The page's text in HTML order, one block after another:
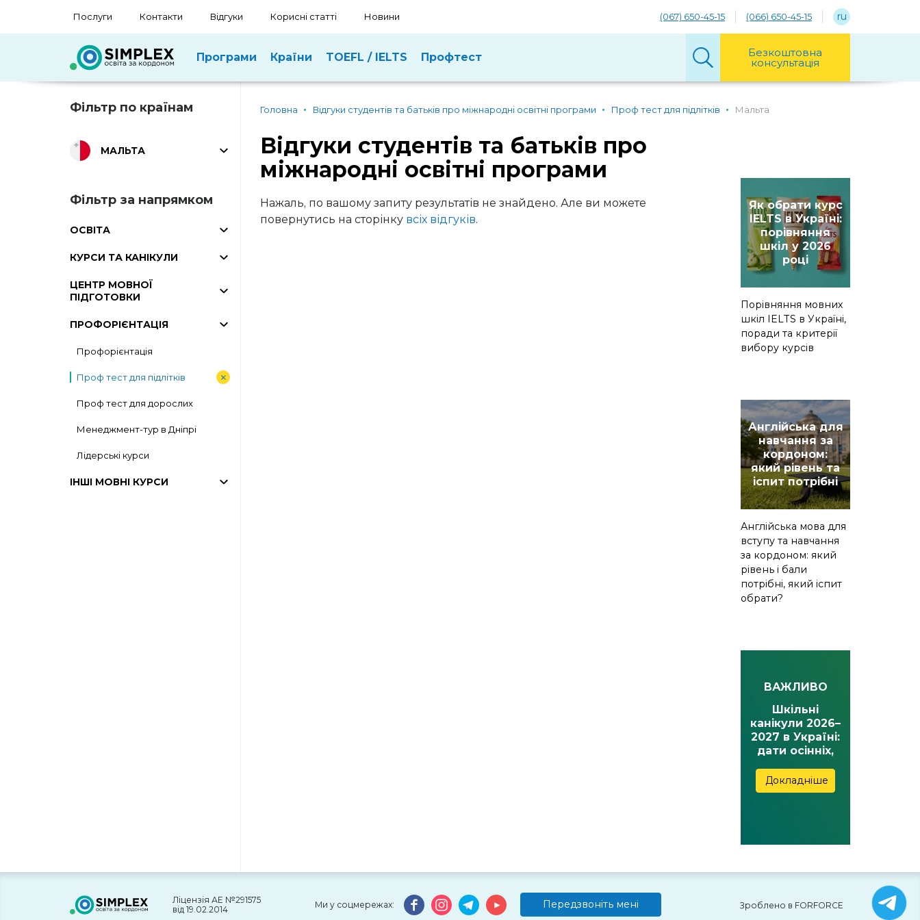
Послуги Контакти Відгуки Корисні статті Новини (067) 650-45-15 (066) 650-45-15 ru
Програми Країни TOEFL / IELTS Профтест Безкоштовна
консультація
Фільтр по країнам
МАЛЬТА
Фільтр за напрямком
ОСВІТА
КУРСИ ТА КАНІКУЛИ
ЦЕНТР МОВНОЇ
ПІДГОТОВКИ
ПРОФОРІЄНТАЦІЯ
Профорієнтація
Проф тест для підлітків
Проф тест для дорослих
Менеджмент-тур в Дніпрі
Лідерські курси
ІНШІ МОВНІ КУРСИ
Головна Відгуки студентів та батьків про міжнародні освітні програми Проф тест для підлітків Мальта
Відгуки студентів та батьків про
міжнародні освітні програми
Нажаль, по вашому запиту результатів не знайдено. Але ви можете
повернутись на сторінку всіх відгуків.
Як обрати курс
IELTS в Україні:
порівняння
шкіл у 2026
році
Порівняння мовних
шкіл IELTS в Україні,
поради та критерії
вибору курсів
Англійська для
навчання за
кордоном:
який рівень та
іспит потрібні
Англійська мова для
вступу та навчання
за кордоном: який
рівень і бали
потрібні, який іспит
обрати?
ВАЖЛИВО
Шкільні
канікули 2026–
2027 в Україні:
дати осінніх,
весняних та
літніх канікул
Докладніше
Ліцензія АЕ №291575
від 19.02.2014
Передзвоніть мені
Ми у соцмережах: Зроблено в FORFORCE